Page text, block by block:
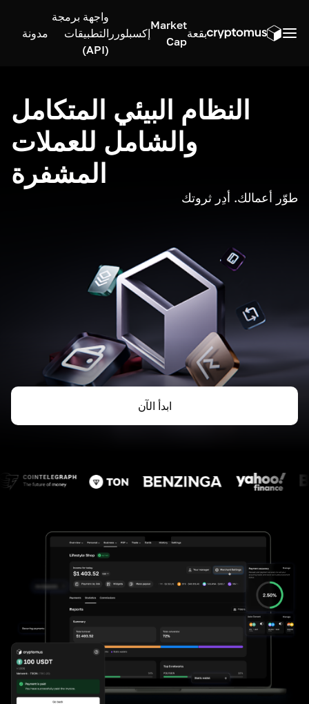
بقعة
Market
Cap
إكسبلورر
واجهة برمجة
التطبيقات
(API)
مدونة
النظام البيئي المتكامل
والشامل للعملات
المشفرة
طوّر أعمالك. أدِر ثروتك
ابدأ الآن